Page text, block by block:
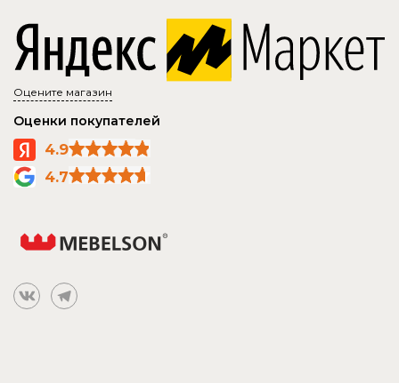
Оцените магазин
Оценки покупателей
4.9
4.7